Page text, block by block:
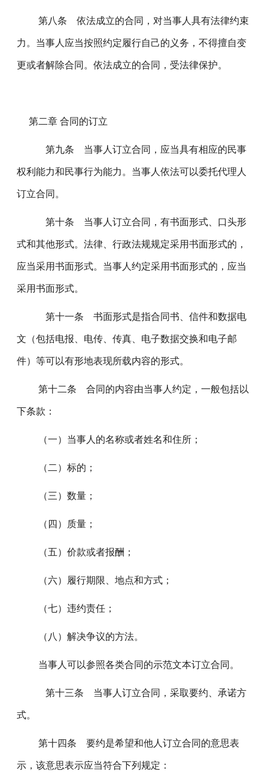
第八条 依法成立的合同，对当事人具有法律约束
力。当事人应当按照约定履行自己的义务，不得擅自变
更或者解除合同。依法成立的合同，受法律保护。
第二章 合同的订立
第九条 当事人订立合同，应当具有相应的民事
权利能力和民事行为能力。当事人依法可以委托代理人
订立合同。
第十条 当事人订立合同，有书面形式、口头形
式和其他形式。法律、行政法规规定采用书面形式的，
应当采用书面形式。当事人约定采用书面形式的，应当
采用书面形式。
第十一条 书面形式是指合同书、信件和数据电
文（包括电报、电传、传真、电子数据交换和电子邮
件）等可以有形地表现所载内容的形式。
第十二条 合同的内容由当事人约定，一般包括以
下条款：
（一）当事人的名称或者姓名和住所；
（二）标的；
（三）数量；
（四）质量；
（五）价款或者报酬；
（六）履行期限、地点和方式；
（七）违约责任；
（八）解决争议的方法。
当事人可以参照各类合同的示范文本订立合同。
第十三条 当事人订立合同，采取要约、承诺方
式。
第十四条 要约是希望和他人订立合同的意思表
示，该意思表示应当符合下列规定：